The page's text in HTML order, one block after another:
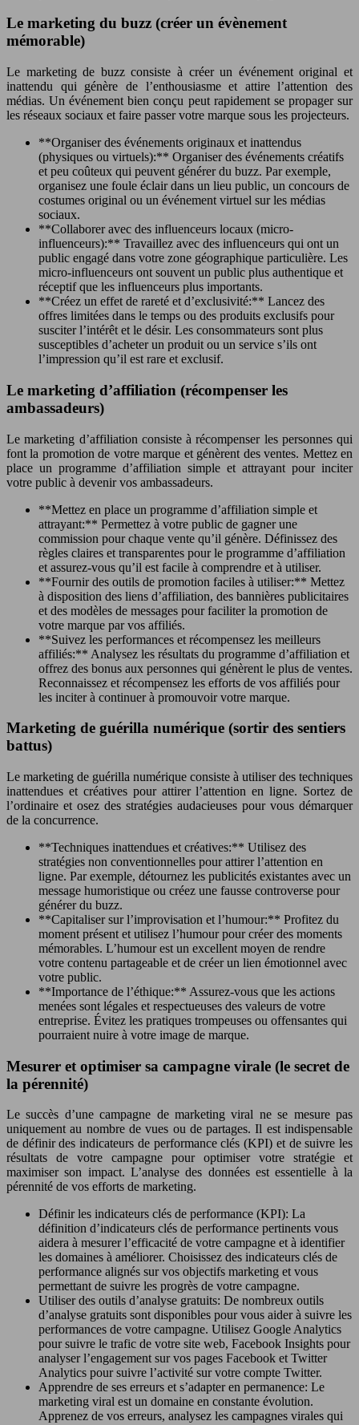
Le marketing du buzz (créer un évènement
mémorable)
Le marketing de buzz consiste à créer un événement original et
inattendu qui génère de l’enthousiasme et attire l’attention des
médias. Un événement bien conçu peut rapidement se propager sur
les réseaux sociaux et faire passer votre marque sous les projecteurs.
**Organiser des événements originaux et inattendus
(physiques ou virtuels):** Organiser des événements créatifs
et peu coûteux qui peuvent générer du buzz. Par exemple,
organisez une foule éclair dans un lieu public, un concours de
costumes original ou un événement virtuel sur les médias
sociaux.
**Collaborer avec des influenceurs locaux (micro-
influenceurs):** Travaillez avec des influenceurs qui ont un
public engagé dans votre zone géographique particulière. Les
micro-influenceurs ont souvent un public plus authentique et
réceptif que les influenceurs plus importants.
**Créez un effet de rareté et d’exclusivité:** Lancez des
offres limitées dans le temps ou des produits exclusifs pour
susciter l’intérêt et le désir. Les consommateurs sont plus
susceptibles d’acheter un produit ou un service s’ils ont
l’impression qu’il est rare et exclusif.
Le marketing d’affiliation (récompenser les
ambassadeurs)
Le marketing d’affiliation consiste à récompenser les personnes qui
font la promotion de votre marque et génèrent des ventes. Mettez en
place un programme d’affiliation simple et attrayant pour inciter
votre public à devenir vos ambassadeurs.
**Mettez en place un programme d’affiliation simple et
attrayant:** Permettez à votre public de gagner une
commission pour chaque vente qu’il génère. Définissez des
règles claires et transparentes pour le programme d’affiliation
et assurez-vous qu’il est facile à comprendre et à utiliser.
**Fournir des outils de promotion faciles à utiliser:** Mettez
à disposition des liens d’affiliation, des bannières publicitaires
et des modèles de messages pour faciliter la promotion de
votre marque par vos affiliés.
**Suivez les performances et récompensez les meilleurs
affiliés:** Analysez les résultats du programme d’affiliation et
offrez des bonus aux personnes qui génèrent le plus de ventes.
Reconnaissez et récompensez les efforts de vos affiliés pour
les inciter à continuer à promouvoir votre marque.
Marketing de guérilla numérique (sortir des sentiers
battus)
Le marketing de guérilla numérique consiste à utiliser des techniques
inattendues et créatives pour attirer l’attention en ligne. Sortez de
l’ordinaire et osez des stratégies audacieuses pour vous démarquer
de la concurrence.
**Techniques inattendues et créatives:** Utilisez des
stratégies non conventionnelles pour attirer l’attention en
ligne. Par exemple, détournez les publicités existantes avec un
message humoristique ou créez une fausse controverse pour
générer du buzz.
**Capitaliser sur l’improvisation et l’humour:** Profitez du
moment présent et utilisez l’humour pour créer des moments
mémorables. L’humour est un excellent moyen de rendre
votre contenu partageable et de créer un lien émotionnel avec
votre public.
**Importance de l’éthique:** Assurez-vous que les actions
menées sont légales et respectueuses des valeurs de votre
entreprise. Évitez les pratiques trompeuses ou offensantes qui
pourraient nuire à votre image de marque.
Mesurer et optimiser sa campagne virale (le secret de
la pérennité)
Le succès d’une campagne de marketing viral ne se mesure pas
uniquement au nombre de vues ou de partages. Il est indispensable
de définir des indicateurs de performance clés (KPI) et de suivre les
résultats de votre campagne pour optimiser votre stratégie et
maximiser son impact. L’analyse des données est essentielle à la
pérennité de vos efforts de marketing.
Définir les indicateurs clés de performance (KPI): La
définition d’indicateurs clés de performance pertinents vous
aidera à mesurer l’efficacité de votre campagne et à identifier
les domaines à améliorer. Choisissez des indicateurs clés de
performance alignés sur vos objectifs marketing et vous
permettant de suivre les progrès de votre campagne.
Utiliser des outils d’analyse gratuits: De nombreux outils
d’analyse gratuits sont disponibles pour vous aider à suivre les
performances de votre campagne. Utilisez Google Analytics
pour suivre le trafic de votre site web, Facebook Insights pour
analyser l’engagement sur vos pages Facebook et Twitter
Analytics pour suivre l’activité sur votre compte Twitter.
Apprendre de ses erreurs et s’adapter en permanence: Le
marketing viral est un domaine en constante évolution.
Apprenez de vos erreurs, analysez les campagnes virales qui